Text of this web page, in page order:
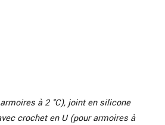
à 2 °C), joint en silicone
crochet en U (pour armoires à